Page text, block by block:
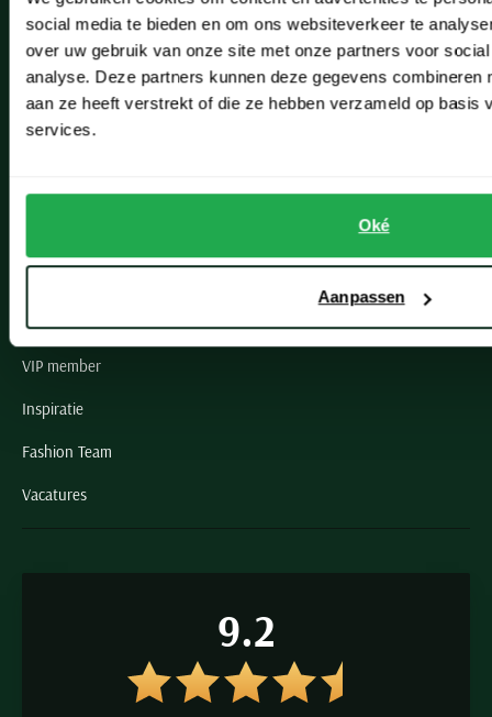
social media te bieden en om ons websiteverkeer te
over uw gebruik van onze site met onze partners voor
analyse. Deze partners kunnen deze gegevens combineren
aan ze heeft verstrekt of die ze hebben verzameld op basis
services.
Oké
Aanpassen
Noordwijk
Oegstgeest
Paul & Shark specialist
VIP member
Inspiratie
Fashion Team
Vacatures
9.2